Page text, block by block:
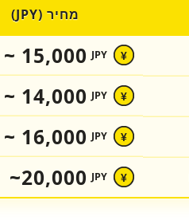
מחיר (JPY)
¥
JPY
15,000 ~
¥
JPY
14,000 ~
¥
JPY
16,000 ~
¥
JPY
20,000~